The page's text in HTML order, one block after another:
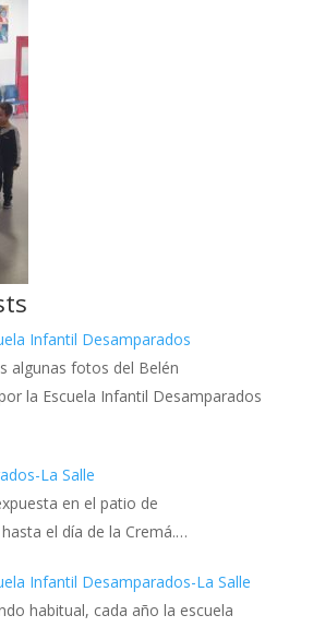
Infantil Desamparados
algunas fotos del Belén
la Escuela Infantil Desamparados
La Salle
en el patio de
el día de la Cremá.…
Infantil Desamparados-La Salle
habitual, cada año la escuela